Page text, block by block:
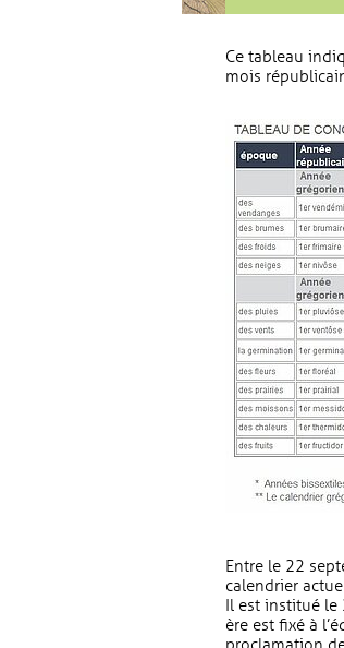
Ce tableau
mois
Vue agrandie
Entre le 22
calendrier
Il est institué le
ère est fixé à